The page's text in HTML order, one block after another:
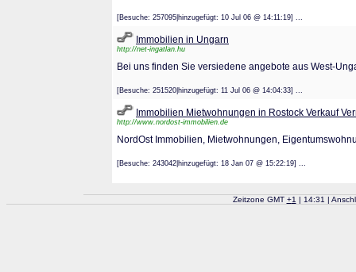
[Besuche: 257095|hinzugefügt: 10 Jul 06 @ 14:11:19] ...
Immobilien in Ungarn
http://net-ingatlan.hu
Bei uns finden Sie versiedene angebote aus West-
[Besuche: 251520|hinzugefügt: 11 Jul 06 @ 14:04:33] ...
Immobilien Mietwohnungen in Rostock Verkauf
http://www.nordost-immobilien.de
NordOst Immobilien, Mietwohnungen,
[Besuche: 243042|hinzugefügt: 18 Jan 07 @ 15:22:19] ...
Zeitzone GMT +1 | 14:31 |